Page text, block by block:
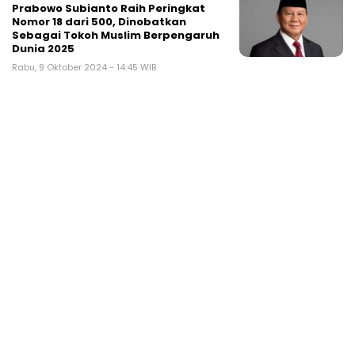
Prabowo Subianto Raih Peringkat
Nomor 18 dari 500, Dinobatkan
Sebagai Tokoh Muslim Berpengaruh
Dunia 2025
Rabu, 9 Oktober 2024 - 14:45 WIB